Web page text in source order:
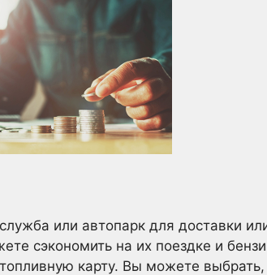
или автопарк для доставки
сэкономить на их поездке и
карту. Вы можете выбрать,